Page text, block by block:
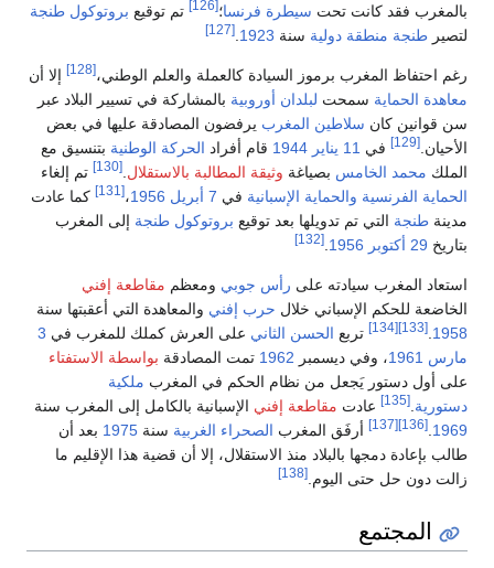
فقد كانت تحتسيطرة فرنسا؛ تم توقيعبروتوكول طنجة
طنجة منطقة دوليةسنة1923
.
المغرب برموز السيادة كالعملة والعلم الوطني،
إلا أن
الحمايةسمحتلبلدان أوروبيةبالمشاركة في تسيير البلاد عبر
كانسلاطين المغربيرفضون المصادقة عليها في بعض
في 11 يناير 1944 قام أفراد الحركة الوطنيةبتنسيق مع
محمد الخامسبصياغةوثيقة المطالبة بالاستقلال .
تم إلغاء
الفرنسية والحماية الإسبانيةفي7 أبريل 1956،
كما عادت
طنجةالتي تم تدويلها بعد توقيع بروتوكول طنجةإلى المغرب
1956
.
المغرب سيادته علىرأس جوبي ومعظممقاطعة إفني
للحكم الإسباني خلالحرب إفنيوالمعاهدة التي أعقبتها سنة
[134] تربعالحسن الثانيعلى العرش كملك للمغرب في3
1961، وفي ديسمبر1962تمت المصادقة بواسطة الاستفتاء
دستور يَجعل من نظام الحكم في المغرب ملكية
عادتمقاطعة إفنيالإسبانية بالكامل إلى المغرب سنة
[137] أرفَق المغربالصحراء الغربيةسنة1975 بعد أن
دمجها بالبلاد منذ الاستقلال، إلا أن قضية هذا الإقليم ما
حل حتى اليوم.